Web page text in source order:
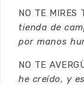
NO TE MIRES
tienda de
por manos
NO TE
he creído, y